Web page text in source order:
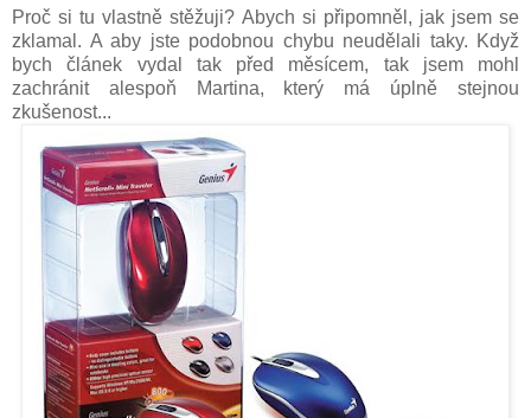
Proč si tu vlastně stěžuji? Abych si připomněl, jak jsem se
zklamal. A aby jste podobnou chybu neudělali taky. Když
bych článek vydal tak před měsícem, tak jsem mohl
zachránit alespoň Martina, který má úplně stejnou
zkušenost...